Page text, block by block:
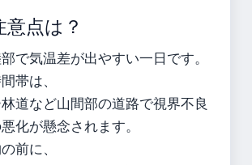
点は？
で気温差が出やすい一日です。
帯は、
道など山間部の道路で視界不良
化が懸念されます。
前に、